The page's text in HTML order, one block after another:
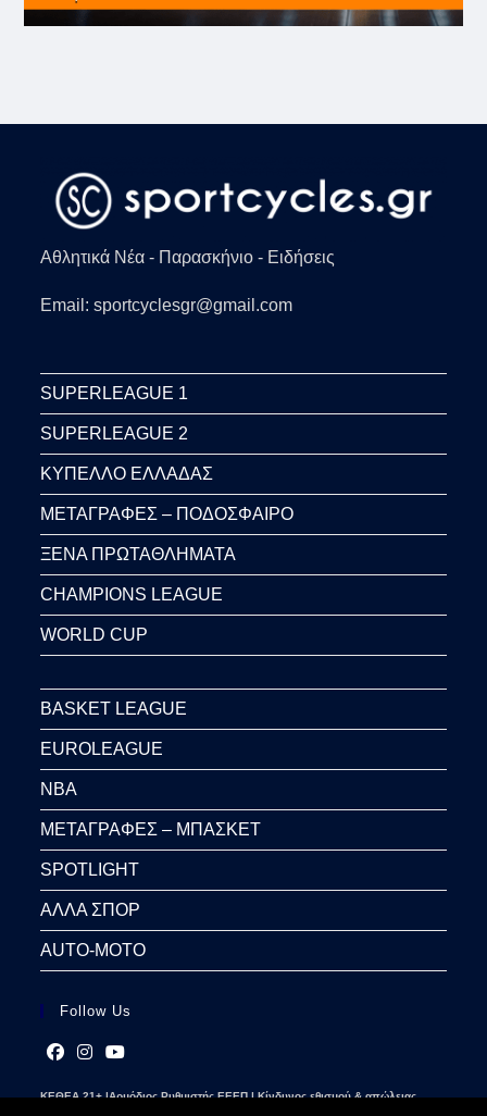
Αθλητικά Νέα - Παρασκήνιο - Ειδήσεις
Email: sportcyclesgr@gmail.com
SUPERLEAGUE 1
SUPERLEAGUE 2
ΚΥΠΕΛΛΟ ΕΛΛΑΔΑΣ
ΜΕΤΑΓΡΑΦΕΣ – ΠΟΔΟΣΦΑΙΡΟ
ΞΕΝΑ ΠΡΩΤΑΘΛΗΜΑΤΑ
CHAMPIONS LEAGUE
WORLD CUP
BASKET LEAGUE
EUROLEAGUE
NBA
ΜΕΤΑΓΡΑΦΕΣ – ΜΠΑΣΚΕΤ
SPOTLIGHT
ΑΛΛΑ ΣΠΟΡ
AUTO-MOTO
Follow Us
in
in
in
ΚΕΘΕΑ 21+ |Αρμόδιος Ρυθμιστής ΕΕΕΠ | Κίνδυνος εθισμού & απώλειας